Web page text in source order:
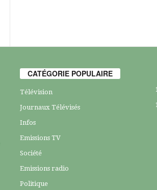
CATÉGORIE POPULAIRE
Télévision
Journaux Télévisés
Infos
Emissions TV
Société
Emissions radio
Politique